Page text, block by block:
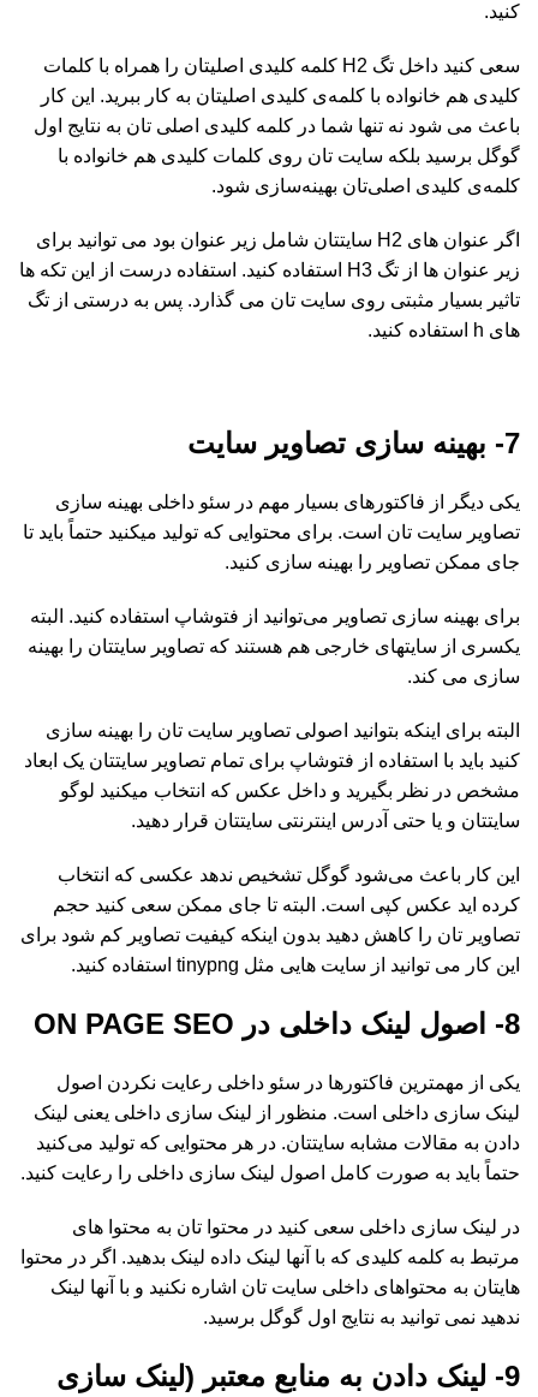
کنید.
سعی کنید داخل تگ H2 کلمه کلیدی اصلیتان را همراه با کلمات
کلیدی هم خانواده با کلمه‌ی کلیدی اصلیتان به کار ببرید. این کار
باعث می شود نه تنها شما در کلمه کلیدی اصلی تان به نتایج اول
گوگل برسید بلکه سایت تان روی کلمات کلیدی هم خانواده با
کلمه‌ی کلیدی اصلی‌تان بهینه‌سازی شود.
اگر عنوان های H2 سایتتان شامل زیر عنوان بود می توانید برای
زیر عنوان ها از تگ H3 استفاده کنید. استفاده درست از این تکه ها
تاثیر بسیار مثبتی روی سایت تان می گذارد. پس به درستی از تگ
های h استفاده کنید.
7- بهینه سازی تصاویر سایت
یکی دیگر از فاکتورهای بسیار مهم در سئو داخلی بهینه سازی
تصاویر سایت تان است. برای محتوایی که تولید میکنید حتماً باید تا
جای ممکن تصاویر را بهینه سازی کنید.
برای بهینه سازی تصاویر می‌توانید از فتوشاپ استفاده کنید. البته
یکسری از سایتهای خارجی هم هستند که تصاویر سایتتان را بهینه
سازی می کند.
البته برای اینکه بتوانید اصولی تصاویر سایت تان را بهینه سازی
کنید باید با استفاده از فتوشاپ برای تمام تصاویر سایتتان یک ابعاد
مشخص در نظر بگیرید و داخل عکس که انتخاب میکنید لوگو
سایتتان و یا حتی آدرس اینترنتی سایتتان قرار دهید.
این کار باعث می‌شود گوگل تشخیص ندهد عکسی که انتخاب
کرده اید عکس کپی است. البته تا جای ممکن سعی کنید حجم
تصاویر تان را کاهش دهید بدون اینکه کیفیت تصاویر کم شود برای
این کار می توانید از سایت هایی مثل tinypng استفاده کنید.
8- اصول لینک داخلی در ON PAGE SEO
یکی از مهمترین فاکتورها در سئو داخلی رعایت نکردن اصول
لینک سازی داخلی است. منظور از لینک سازی داخلی یعنی لینک
دادن به مقالات مشابه سایتتان. در هر محتوایی که تولید می‌کنید
حتماً باید به صورت کامل اصول لینک سازی داخلی را رعایت کنید.
در لینک سازی داخلی سعی کنید در محتوا تان به محتوا های
مرتبط به کلمه کلیدی که با آنها لینک داده لینک بدهید. اگر در محتوا
هایتان به محتواهای داخلی سایت تان اشاره نکنید و با آنها لینک
ندهید نمی توانید به نتایج اول گوگل برسید.
9- لینک دادن به منابع معتبر (لینک سازی